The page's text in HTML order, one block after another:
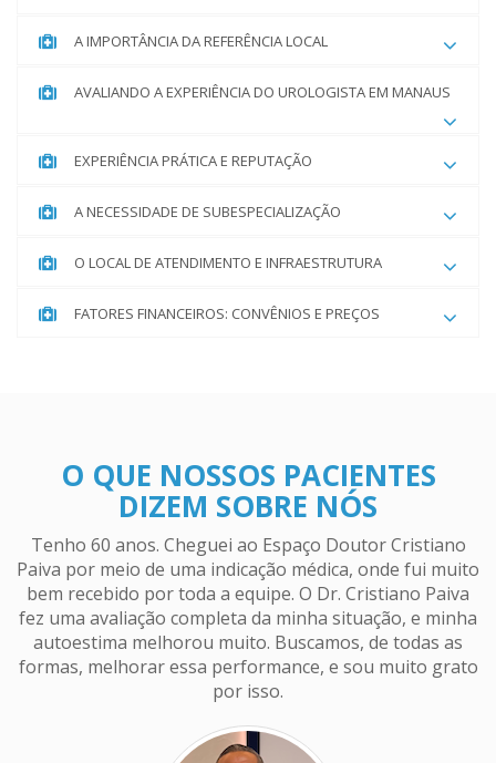
A IMPORTÂNCIA DA REFERÊNCIA LOCAL
AVALIANDO A EXPERIÊNCIA DO UROLOGISTA EM MANAUS
EXPERIÊNCIA PRÁTICA E REPUTAÇÃO
A NECESSIDADE DE SUBESPECIALIZAÇÃO
O LOCAL DE ATENDIMENTO E INFRAESTRUTURA
FATORES FINANCEIROS: CONVÊNIOS E PREÇOS
O QUE NOSSOS PACIENTES
DIZEM SOBRE NÓS
Tenho 60 anos. Cheguei ao Espaço Doutor Cristiano
Paiva por meio de uma indicação médica, onde fui muito
bem recebido por toda a equipe. O Dr. Cristiano Paiva
fez uma avaliação completa da minha situação, e minha
autoestima melhorou muito. Buscamos, de todas as
formas, melhorar essa performance, e sou muito grato
por isso.